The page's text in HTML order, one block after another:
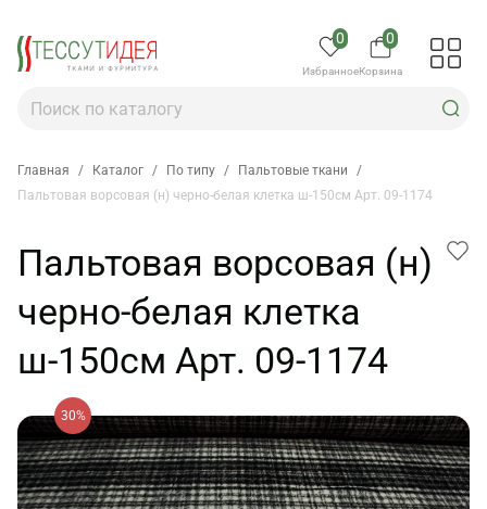
0
Избранное
0
Корзина
Главная / Каталог / По типу / Пальтовые ткани
/
Пальтовая ворсовая (н) черно-белая клетка ш-150см Арт. 09-1174
Пальтовая ворсовая (н)
черно-белая клетка
ш-150см Арт. 09-1174
30%